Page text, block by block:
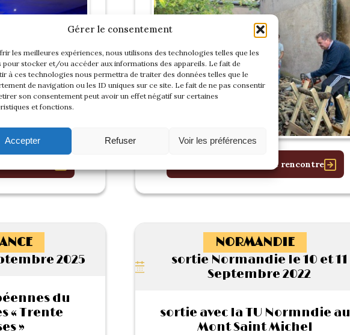
Gérer le consentement
les meilleures expériences, nous utilisons des technologies telles que les
pour stocker et/ou accéder aux informations des appareils. Le fait de
à ces technologies nous permettra de traiter des données telles que le
de navigation ou les ID uniques sur ce site. Le fait de ne pas consentir
son consentement peut avoir un effet négatif sur certaines
et fonctions.
Accepter Refuser Voir les préférences
rencontre Voir l'album de cette rencontre
2025
du
« Trente
»
NORMANDIE
sortie Normandie le 10 et 11
Septembre 2022
sortie avec la TU Normndie au
Mont Saint Michel